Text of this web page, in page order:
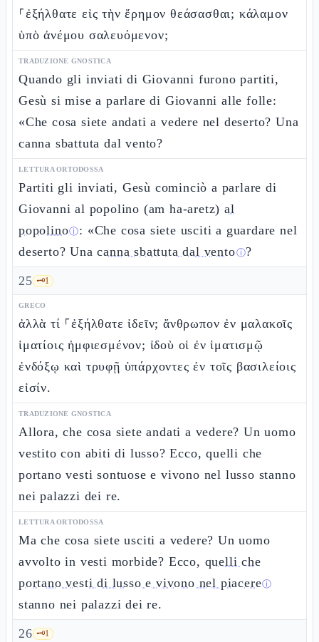
⸀ἐξήλθατε εἰς τὴν ἔρημον θεάσασθαι; κάλαμον
ὑπὸ ἀνέμου σαλευόμενον;
TRADUZIONE GNOSTICA
Quando gli inviati di Giovanni furono partiti,
Gesù si mise a parlare di Giovanni alle folle:
«Che cosa siete andati a vedere nel deserto? Una
canna sbattuta dal vento?
LETTURA ORTODOSSA
Partiti gli inviati, Gesù cominciò a parlare di
Giovanni al popolino (am ha-aretz) al
popolinoⓘ: «Che cosa siete usciti a guardare nel
deserto? Unacanna sbattuta dal ventoⓘ?
25 🗝️1
GRECO
ἀλλὰ τί ⸀ἐξήλθατε ἰδεῖν; ἄνθρωπον ἐν μαλακοῖς
ἱματίοις ἠμφιεσμένον; ἰδοὺ οἱ ἐν ἱματισμῷ
ἐνδόξῳ καὶ τρυφῇ ὑπάρχοντες ἐν τοῖς βασιλείοις
εἰσίν.
TRADUZIONE GNOSTICA
Allora, che cosa siete andati a vedere? Un uomo
vestito con abiti di lusso? Ecco, quelli che
portano vesti sontuose e vivono nel lusso stanno
nei palazzi dei re.
LETTURA ORTODOSSA
Ma che cosa siete usciti a vedere? Un uomo
avvolto in vesti morbide? Ecco, quelli che
portano vesti di lusso e vivono nel piacereⓘ
stanno nei palazzi dei re.
26 🗝️1